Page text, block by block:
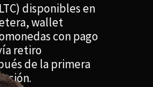
disponibles en
wallet
con pago
retiro
de la primera